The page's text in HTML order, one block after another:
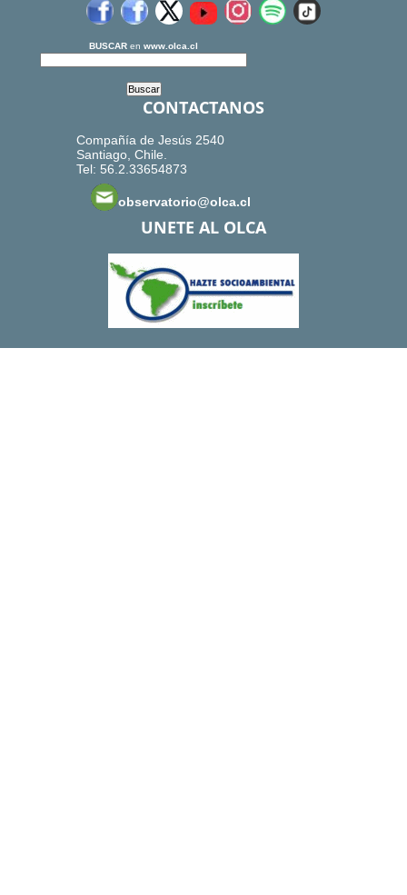
BUSCAR en www.olca.cl
CONTACTANOS
Compañía de Jesús 2540
Santiago, Chile.
Tel: 56.2.33654873
observatorio@olca.cl
UNETE AL OLCA